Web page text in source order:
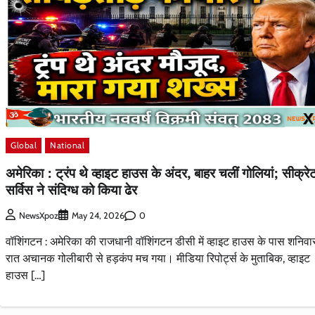
Global National
अमेरिका : ट्रंप थे व्हाइट हाउस के अंदर, बाहर चलीं गोलियां;
सर्विस ने संदिग्ध को किया ढेर
NewsXpoz May 24, 2026 0
वॉशिंगटन : अमेरिका की राजधानी वॉशिंगटन डीसी में व्हाइट हाउस के पास
रात अचानक गोलीबारी से हड़कंप मच गया। मीडिया रिपोर्ट्स के मुताबिक, व्हाइट
हाउस […]